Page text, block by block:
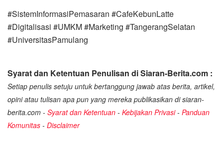
#SistemInformasiPemasaran #CafeKebunLatte
#Digitalisasi #UMKM #Marketing #TangerangSelatan
#UniversitasPamulang
Syarat dan Ketentuan Penulisan di Siaran-Berita.com :
Setiap penulis setuju untuk bertanggung jawab atas berita, artikel,
opini atau tulisan apa pun yang mereka publikasikan di siaran-
berita.com - Syarat dan Ketentuan - Kebijakan Privasi- Panduan
Komunitas - Disclaimer